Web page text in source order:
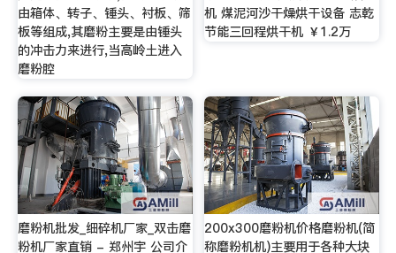
由箱体、转子、锤头、衬板、筛
板等组成,其磨粉主要是由锤头
的冲击力来进行,当高岭土进入
磨粉腔
机 煤泥河沙干燥烘干设备 志乾
节能三回程烘干机 ￥1.2万
磨粉机批发_细碎机厂家_双击磨
粉机厂家直销 - 郑州宇 公司介
200x300磨粉机价格磨粉机(简
称磨粉机机)主要用于各种大块